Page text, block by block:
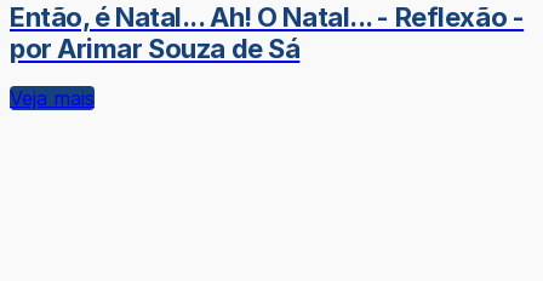
Então, é Natal... Ah! O Natal... - Reflexão -
por Arimar Souza de Sá
Veja mais